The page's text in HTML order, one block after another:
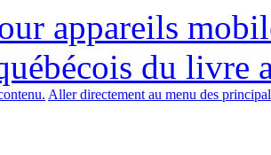
appareils
du livre
Aller directement au menu des